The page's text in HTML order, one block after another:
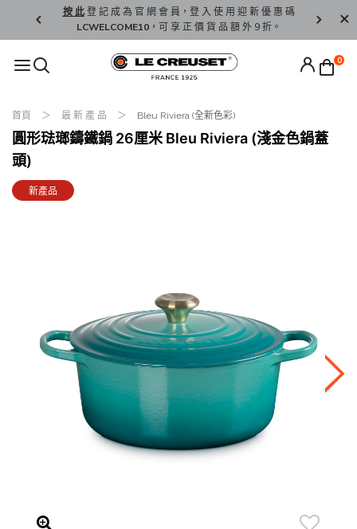
按 此登 記 成 為 官 網 會 員，登 入 使 用 迎 新 優 惠 碼
LCWELCOME10，可 享 正 價 貨 品 額 外 9 折。
香 港 / 澳
0
首頁 最 新 產 品 Bleu Riviera (全新色彩)
圓形琺瑯鑄鐵鍋 26厘米 Bleu Riviera (淺金色鍋蓋
頭)
新產品